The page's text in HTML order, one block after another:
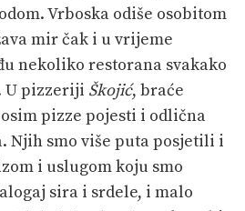
Vrboska odiše osobitom
mir čak i u vrijeme
nekoliko restorana svakako
U pizzeriji Škojić, braće
pizze pojesti i odlična
Njih smo više puta posjetili i
i uslugom koju smo
sira i srdele, i malo